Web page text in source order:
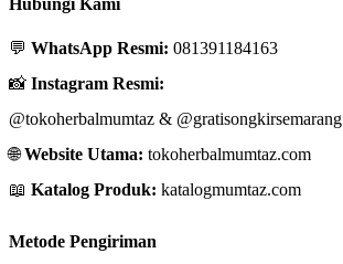
Hubungi Kami
💬 WhatsApp Resmi: 081391184163
📸 Instagram Resmi:
@tokoherbalmumtaz & @gratisongkirsemarang
🌐Website Utama: tokoherbalmumtaz.com
📖 Katalog Produk: katalogmumtaz.com
Metode Pengiriman